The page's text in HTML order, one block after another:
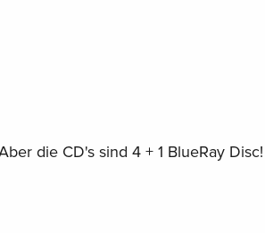
die CD's sind 4 + 1 BlueRay Disc!